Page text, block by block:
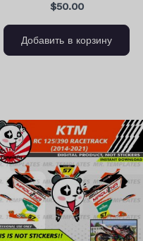
$50.00
Добавить в корзину